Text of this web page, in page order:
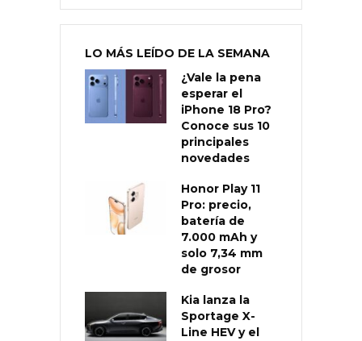
LO MÁS LEÍDO DE LA SEMANA
¿Vale la pena
esperar el
iPhone 18 Pro?
Conoce sus 10
principales
novedades
Honor Play 11
Pro: precio,
batería de
7.000 mAh y
solo 7,34 mm
de grosor
Kia lanza la
Sportage X-
Line HEV y el